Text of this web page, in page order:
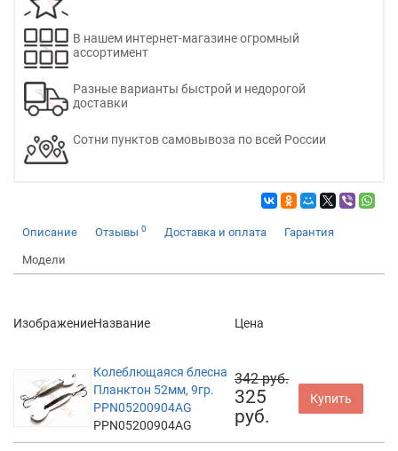
В нашем интернет-магазине огромный
ассортимент
Разные варианты быстрой и недорогой
доставки
Сотни пунктов самовывоза по всей России
Описание Отзывы 0 Доставка и оплата Гарантия
Модели
ИзображениеНазвание Цена
Колеблющаяся блесна
Планктон 52мм, 9гр.
PPN05200904AG
PPN05200904AG
342 руб.
325
руб.
Купить